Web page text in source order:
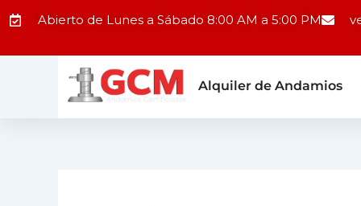
al
Abierto de Lunes a Sábado 8:00 AM a 5:00 PM
Alquiler de Andamios